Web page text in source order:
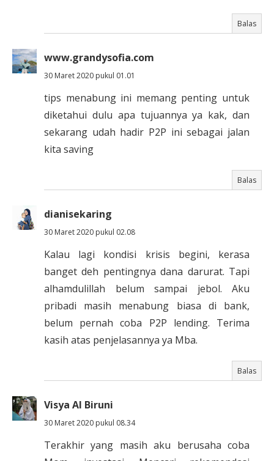
Balas
www.grandysofia.com
30 Maret 2020 pukul 01.01
tips menabung ini memang penting untuk
diketahui dulu apa tujuannya ya kak, dan
sekarang udah hadir P2P ini sebagai jalan
kita saving
Balas
dianisekaring
30 Maret 2020 pukul 02.08
Kalau lagi kondisi krisis begini, kerasa
banget deh pentingnya dana darurat. Tapi
alhamdulillah belum sampai jebol. Aku
pribadi masih menabung biasa di bank,
belum pernah coba P2P lending. Terima
kasih atas penjelasannya ya Mba.
Balas
Visya Al Biruni
30 Maret 2020 pukul 08.34
Terakhir yang masih aku berusaha coba